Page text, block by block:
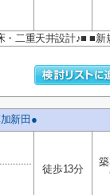
二重天井設計♪■ ■新
新田●
徒歩13分